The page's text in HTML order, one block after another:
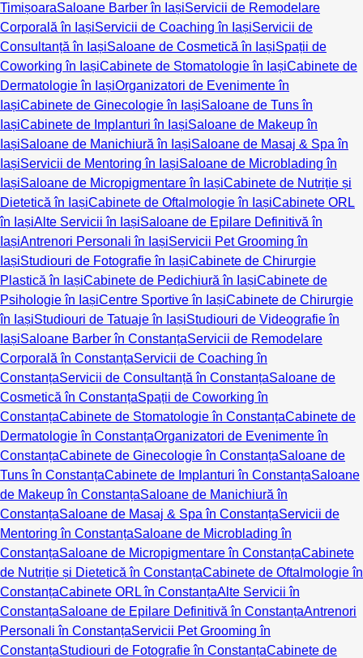
TimișoaraSaloane Barber în IașiServicii de Remodelare
Corporală în IașiServicii de Coaching în IașiServicii de
Consultanță în IașiSaloane de Cosmetică în IașiSpații de
Coworking în IașiCabinete de Stomatologie în IașiCabinete de
Dermatologie în IașiOrganizatori de Evenimente în
IașiCabinete de Ginecologie în IașiSaloane de Tuns în
IașiCabinete de Implanturi în IașiSaloane de Makeup în
IașiSaloane de Manichiură în IașiSaloane de Masaj & Spa în
IașiServicii de Mentoring în IașiSaloane de Microblading în
IașiSaloane de Micropigmentare în IașiCabinete de Nutriție și
Dietetică în IașiCabinete de Oftalmologie în IașiCabinete ORL
în IașiAlte Servicii în IașiSaloane de Epilare Definitivă în
IașiAntrenori Personali în IașiServicii Pet Grooming în
IașiStudiouri de Fotografie în IașiCabinete de Chirurgie
Plastică în IașiCabinete de Pedichiură în IașiCabinete de
Psihologie în IașiCentre Sportive în IașiCabinete de Chirurgie
în IașiStudiouri de Tatuaje în IașiStudiouri de Videografie în
IașiSaloane Barber în ConstanțaServicii de Remodelare
Corporală în ConstanțaServicii de Coaching în
ConstanțaServicii de Consultanță în ConstanțaSaloane de
Cosmetică în ConstanțaSpații de Coworking în
ConstanțaCabinete de Stomatologie în ConstanțaCabinete de
Dermatologie în ConstanțaOrganizatori de Evenimente în
ConstanțaCabinete de Ginecologie în ConstanțaSaloane de
Tuns în ConstanțaCabinete de Implanturi în ConstanțaSaloane
de Makeup în ConstanțaSaloane de Manichiură în
ConstanțaSaloane de Masaj & Spa în ConstanțaServicii de
Mentoring în ConstanțaSaloane de Microblading în
ConstanțaSaloane de Micropigmentare în ConstanțaCabinete
de Nutriție și Dietetică în ConstanțaCabinete de Oftalmologie în
ConstanțaCabinete ORL în ConstanțaAlte Servicii în
ConstanțaSaloane de Epilare Definitivă în ConstanțaAntrenori
Personali în ConstanțaServicii Pet Grooming în
ConstanțaStudiouri de Fotografie în ConstanțaCabinete de